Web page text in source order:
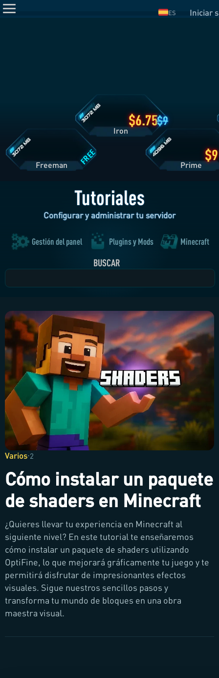
ES Iniciar
6.75
Tutoriales
Configurar y administrar tu servidor
Gestión del panel Plugins y Mods Minecraft
BUSCAR
Varios·2
Cómo instalar un paquete
de shaders en Minecraft
¿Quieres llevar tu experiencia en Minecraft al
siguiente nivel? En este tutorial te enseñaremos
cómo instalar un paquete de shaders utilizando
OptiFine, lo que mejorará gráficamente tu juego y te
permitirá disfrutar de impresionantes efectos
visuales. Sigue nuestros sencillos pasos y
transforma tu mundo de bloques en una obra
maestra visual.